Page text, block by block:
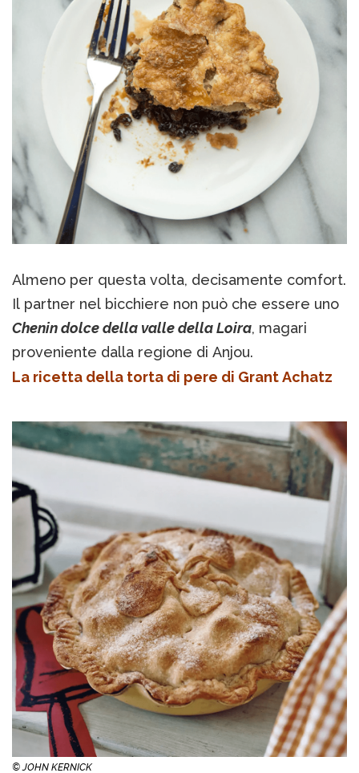
Almeno per questa volta, decisamente comfort.
Il partner nel bicchiere non può che essere uno
Chenin dolce della valle della Loira, magari
proveniente dalla regione di Anjou.
La ricetta della torta di pere di Grant Achatz
© JOHN KERNICK